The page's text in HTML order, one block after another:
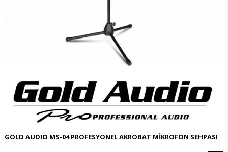
GOLD AUDIO MS-04 PROFESYONEL AKROBAT MİKROFON SEHPASI